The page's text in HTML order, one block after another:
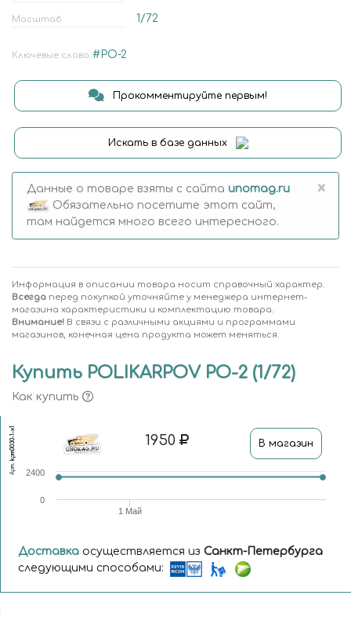
Масштаб 1/72
Ключевые слова #PO-2
Прокомментируйте первым!
Искать в базе данных
Данные о товаре взяты с сайта unomag.ru
Обязательно посетите этот сайт,
там найдется много всего интересного.
×
Информация в описании товара носит справочный характер.
Всегда перед покупкой уточняйте у менеджера интернет-
магазина характеристики и комплектацию товара.
Внимание! В связи с различными акциями и программами
магазинов, конечная цена продукта может меняться.
Купить POLIKARPOV PO-2 (1/72)
Как купить
Арт.
kpm0030-1-x1 1950 В магазин
1 Май
0
2400
Доставка осуществляется из Санкт-Петербурга
следующими способами: